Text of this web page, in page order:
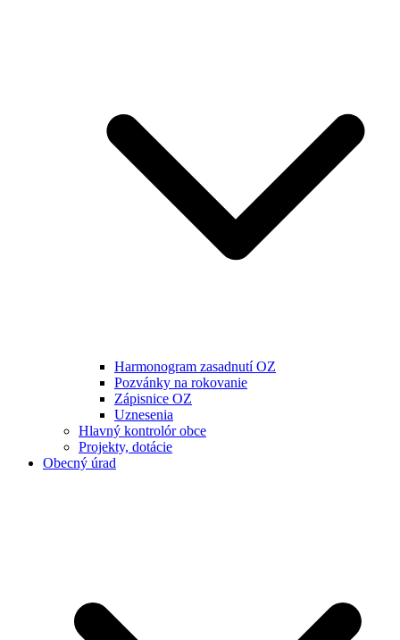
Harmonogram zasadnutí OZ
Pozvánky na rokovanie
Zápisnice OZ
Uznesenia
Hlavný kontrolór obce
Projekty, dotácie
Obecný úrad